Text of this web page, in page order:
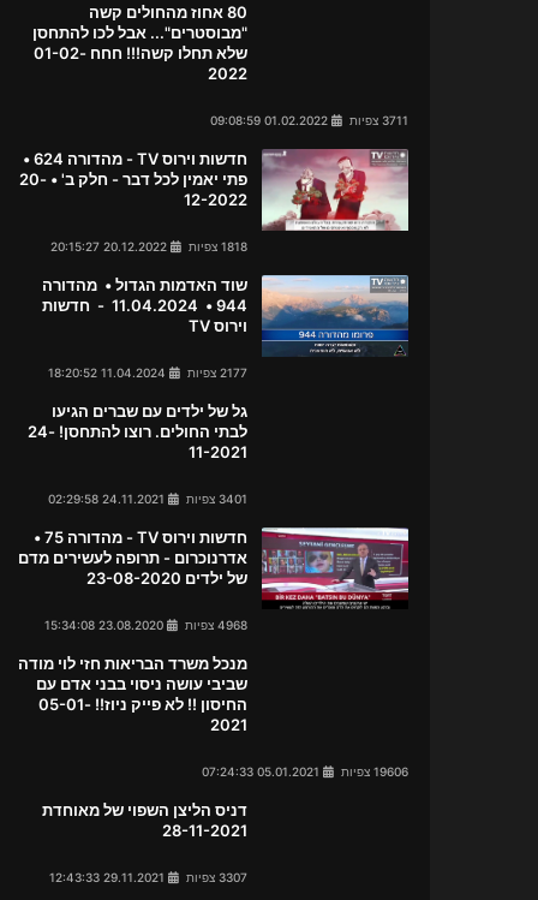
80 אחוז מהחולים קשה
"מבוסטרים"... אבל לכו להתחסן
שלא תחלו קשה!!! חחח 01-02-
2022
3711 צפיות
חדשות וירוס TV - מהדורה 624 •
פתי יאמין לכל דבר - חלק ב' • 20-
12-2022
1818 צפיות
שוד האדמות הגדול • מהדורה
944 • 11.04.2024 - חדשות
וירוס TV
2177 צפיות
גל של ילדים עם שברים הגיעו
לבתי החולים. רוצו להתחסן! 24-
11-2021
3401 צפיות
חדשות וירוס TV - מהדורה 75 •
אדרנוכרום - תרופה לעשירים מדם
של ילדים 23-08-2020
4968 צפיות
מנכל משרד הבריאות חזי לוי מודה
שביבי עושה ניסוי בבני אדם עם
החיסון !! לא פייק ניוז!! 05-01-
2021
19606 צפיות
דניס הליצן השפוי של מאוחדת
28-11-2021
3307 צפיות